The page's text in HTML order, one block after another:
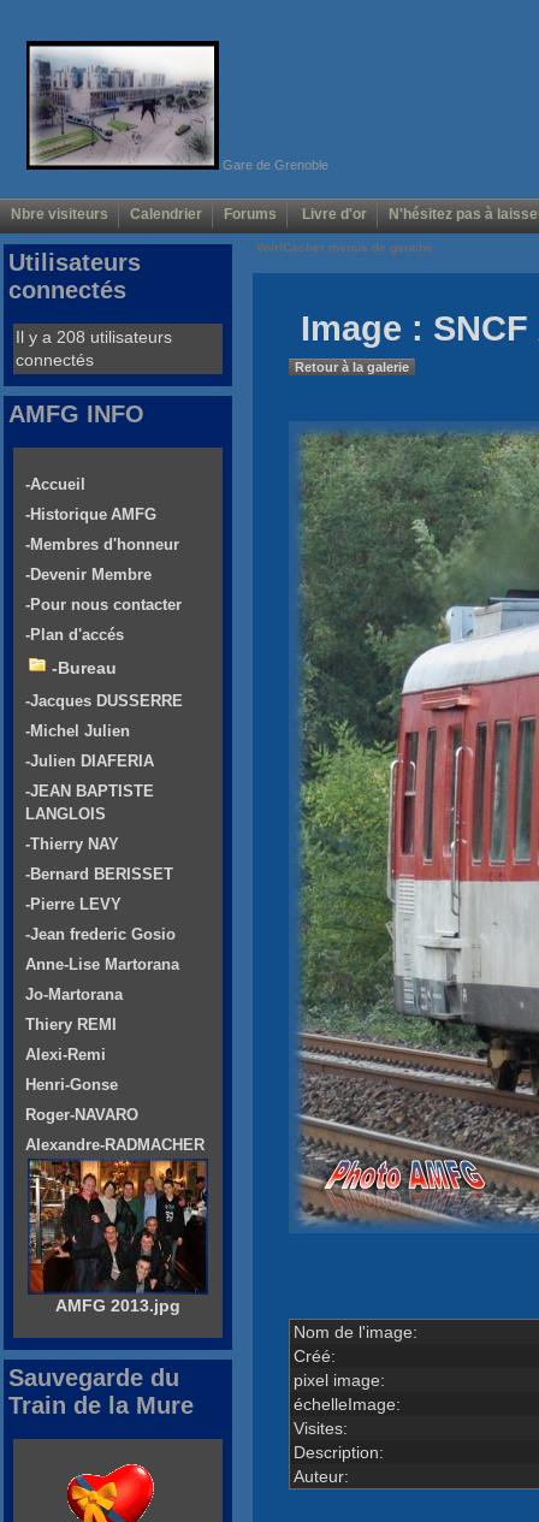
Gare de Grenoble
Nbre visiteurs Calendrier Forums Livre d'or N'hésitez pas à
Voir/Cacher menus de gauche
Image :
Retour à la galerie
Nom de l'image:
Créé:
pixel image:
échelleImage:
Visites:
Description:
Auteur:
Utilisateurs
connectés
Il y a 208 utilisateurs
connectés
AMFG INFO
-Accueil
-Historique AMFG
-Membres d'honneur
-Devenir Membre
-Pour nous contacter
-Plan d'accés
-Bureau
-Jacques DUSSERRE
-Michel Julien
-Julien DIAFERIA
-JEAN BAPTISTE
LANGLOIS
-Thierry NAY
-Bernard BERISSET
-Pierre LEVY
-Jean frederic Gosio
Anne-Lise Martorana
Jo-Martorana
Thiery REMI
Alexi-Remi
Henri-Gonse
Roger-NAVARO
Alexandre-RADMACHER
AMFG 2013.jpg
Sauvegarde du
Train de la Mure